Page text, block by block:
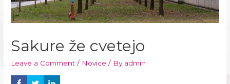
Sakure že cvetejo
Leave a Comment / Novice / By admin